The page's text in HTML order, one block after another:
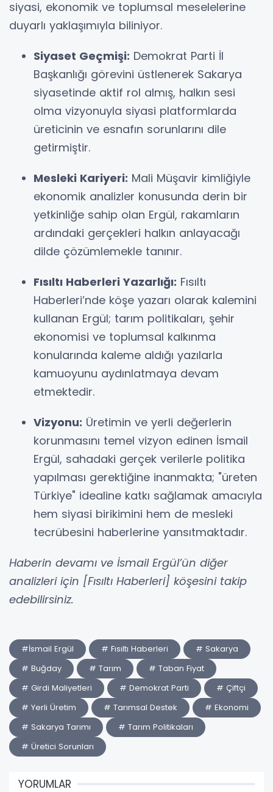
siyasi, ekonomik ve toplumsal meselelerine
duyarlı yaklaşımıyla biliniyor.
Siyaset Geçmişi: Demokrat Parti İl
Başkanlığı görevini üstlenerek Sakarya
siyasetinde aktif rol almış, halkın sesi
olma vizyonuyla siyasi platformlarda
üreticinin ve esnafın sorunlarını dile
getirmiştir.
Mesleki Kariyeri: Mali Müşavir kimliğiyle
ekonomik analizler konusunda derin bir
yetkinliğe sahip olan Ergül, rakamların
ardındaki gerçekleri halkın anlayacağı
dilde çözümlemekle tanınır.
Fısıltı Haberleri Yazarlığı: Fısıltı
Haberleri’nde köşe yazarı olarak kalemini
kullanan Ergül; tarım politikaları, şehir
ekonomisi ve toplumsal kalkınma
konularında kaleme aldığı yazılarla
kamuoyunu aydınlatmaya devam
etmektedir.
Vizyonu: Üretimin ve yerli değerlerin
korunmasını temel vizyon edinen İsmail
Ergül, sahadaki gerçek verilerle politika
yapılması gerektiğine inanmakta; "üreten
Türkiye" idealine katkı sağlamak amacıyla
hem siyasi birikimini hem de mesleki
tecrübesini haberlerine yansıtmaktadır.
Haberin devamı ve İsmail Ergül’ün diğer
analizleri için [Fısıltı Haberleri] köşesini takip
edebilirsiniz.
#İsmail Ergül # Fısıltı Haberleri
# Sakarya
# Buğday
# Tarım
# Taban Fiyat
# Girdi Maliyetleri
# Demokrat Parti
# Çiftçi
# Yerli Üretim
# Tarımsal Destek
# Ekonomi
# Sakarya Tarımı
# Tarım Politikaları
# Üretici Sorunları
YORUMLAR